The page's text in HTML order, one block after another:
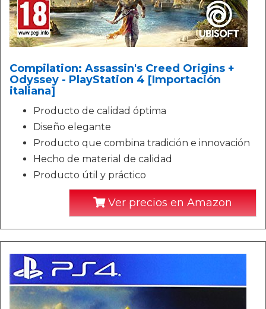
Compilation: Assassin's Creed Origins +
Odyssey - PlayStation 4 [Importación
italiana]
Producto de calidad óptima
Diseño elegante
Producto que combina tradición e innovación
Hecho de material de calidad
Producto útil y práctico
Ver precios en Amazon